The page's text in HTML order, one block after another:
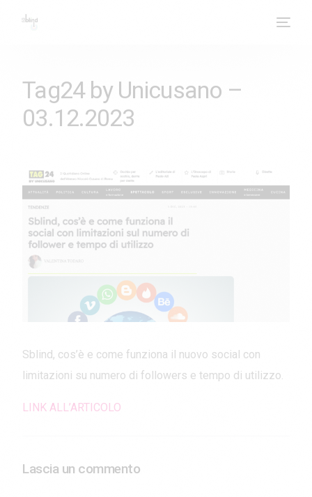
Tag24 by Unicusano –
03.12.2023
Sblind, cos’è e come funziona il nuovo social con
limitazioni su numero di followers e tempo di utilizzo.
LINK ALL’ARTICOLO
Lascia un commento